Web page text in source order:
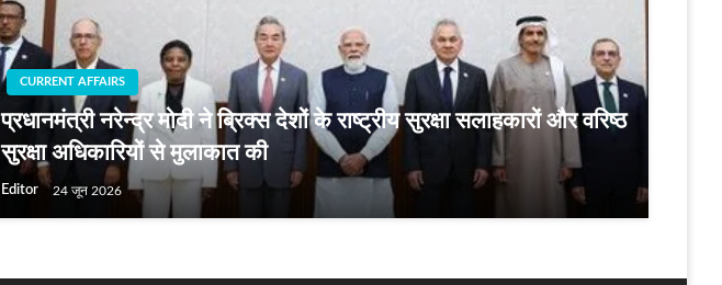
CURRENT AFFAIRS
प्रधानमंत्री नरेन्द्र मोदी ने ब्रिक्स देशों के राष्ट्रीय सुरक्षा सलाहकारों और वरिष्ठ
सुरक्षा अधिकारियों से मुलाकात की
Editor 24 जून 2026